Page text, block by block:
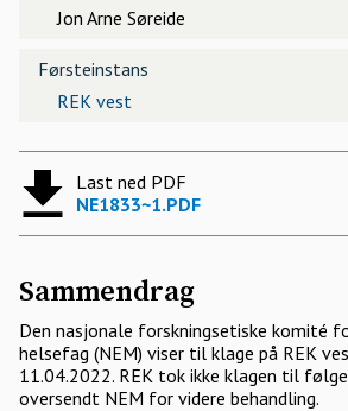
Jon Arne Søreide
Førsteinstans
REK vest
Last ned PDF
NE1833~1.PDF
Sammendrag
Den nasjonale forskningsetiske komité
helsefag (NEM) viser til klage på REK
11.04.2022. REK tok ikke klagen til
oversendt NEM for videre behandling.